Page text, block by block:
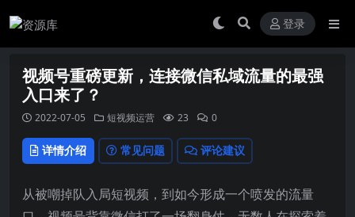
登录
视频号重磅更新，连接微信私域流量的最强
入口来了？
2022-07-05 短视频运营 23 0
详情介绍 常见问题 评论建议
从被嘲掉队入局短视频，到如今形成一个喷发的流量